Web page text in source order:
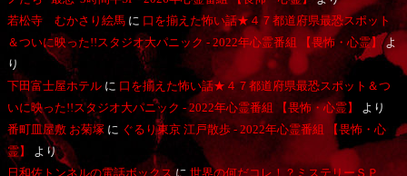
若松寺 むかさり絵馬 に 口を揃えた怖い話★４７都道府県最恐スポット
＆ついに映った!!スタジオ大パニック - 2022年心霊番組 【畏怖・心霊】よ
り
下田富士屋ホテル に 口を揃えた怖い話★４７都道府県最恐スポット＆つ
いに映った!!スタジオ大パニック - 2022年心霊番組 【畏怖・心霊】
より
番町皿屋敷 お菊塚 に ぐるり東京 江戸散歩 - 2022年心霊番組 【畏怖・心
霊】
より
日和佐トンネルの電話ボックス に 世界の何だコレ！？ミステリーＳＰ